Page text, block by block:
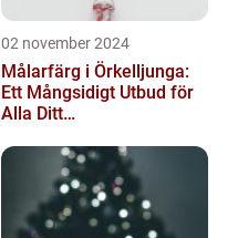
02 november 2024
Målarfärg i Örkelljunga:
Ett Mångsidigt Utbud för
Alla Ditt